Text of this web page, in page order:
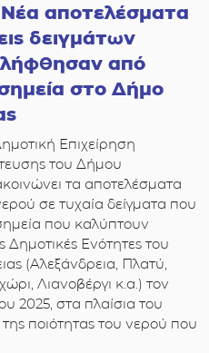
αποτελέσματα
δειγμάτων
από
στο Δήμο
Επιχείρηση
του Δήμου
τα αποτελέσματα
σε τυχαία δείγματα που
που καλύπτουν
Δημοτικές Ενότητες του
(Αλεξάνδρεια, Πλατύ,
Λιανοβέργι κ.α.) τον
2025, στα πλαίσια του
ποιότητας του νερού που